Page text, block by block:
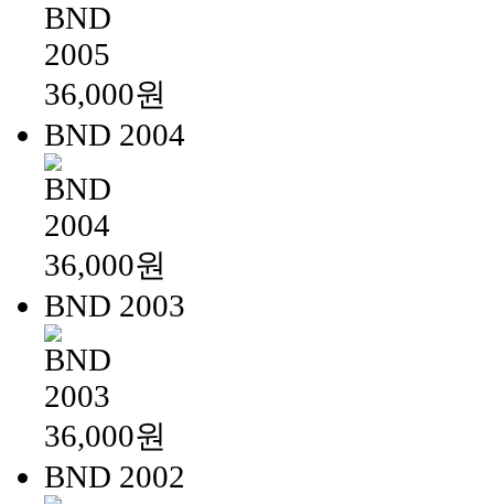
36,000원
BND 2004
36,000원
BND 2003
36,000원
BND 2002